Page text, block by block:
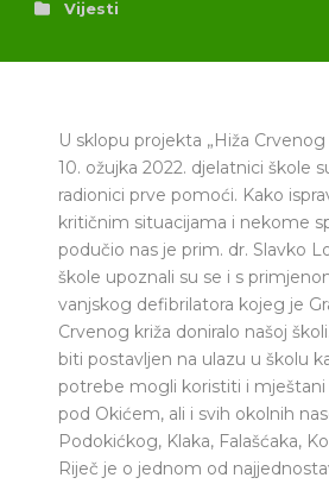
Vijesti
U sklopu projekta „Hiža
10. ožujka 2022. djelatnici škole
radionici prve pomoći. Kako
kritičnim situacijama i nekome
podučio nas je prim. dr. Slavko
škole upoznali su se i s
vanjskog defibrilatora kojeg je
Crvenog križa doniralo našoj
biti postavljen na ulazu u školu
potrebe mogli koristiti i
pod Okićem, ali i svih okolnih
Podokićkog, Klaka, Falašćaka,
Riječ je o jednom od